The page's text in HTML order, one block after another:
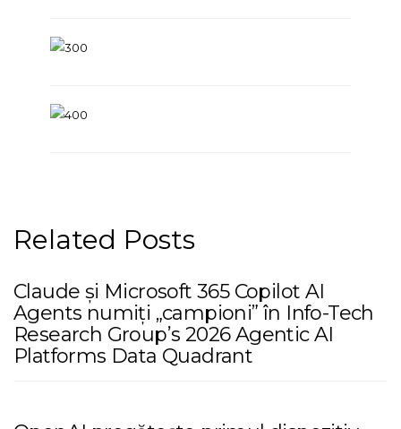
Related Posts
Claude și Microsoft 365 Copilot AI
Agents numiți „campioni” în Info-Tech
Research Group’s 2026 Agentic AI
Platforms Data Quadrant